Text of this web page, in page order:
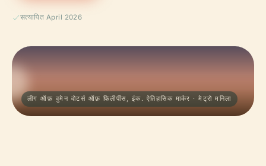
सत्यापित April 2026
लीग ऑफ़ वुमेन वोटर्स ऑफ़ फिलीपींस, इंक. ऐतिहासिक मार्कर · मेट्रो मनिला